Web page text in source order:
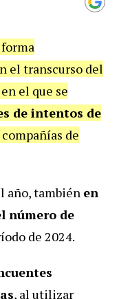
el transcurso del
el que se
de intentos de
de
año, también en
número de
de 2024.
, al utilizar